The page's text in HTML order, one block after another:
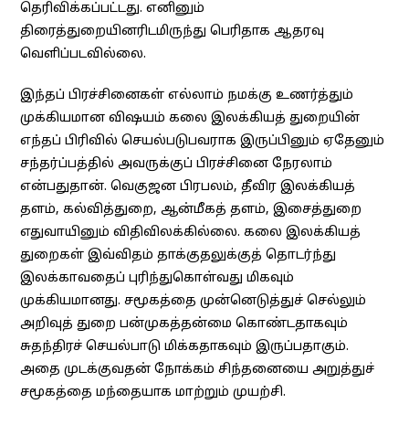
தெரிவிக்கப்பட்டது. எனினும்
திரைத்துறையினரிடமிருந்து பெரிதாக ஆதரவு
வெளிப்படவில்லை.
இந்தப் பிரச்சினைகள் எல்லாம் நமக்கு உணர்த்தும்
முக்கியமான விஷயம் கலை இலக்கியத் துறையின்
எந்தப் பிரிவில் செயல்படுபவராக இருப்பினும் ஏதேனும்
சந்தர்ப்பத்தில் அவருக்குப் பிரச்சினை நேரலாம்
என்பதுதான். வெகுஜன பிரபலம், தீவிர இலக்கியத்
தளம், கல்வித்துறை, ஆன்மீகத் தளம், இசைத்துறை
எதுவாயினும் விதிவிலக்கில்லை. கலை இலக்கியத்
துறைகள் இவ்விதம் தாக்குதலுக்குத் தொடர்ந்து
இலக்காவதைப் புரிந்துகொள்வது மிகவும்
முக்கியமானது. சமூகத்தை முன்னெடுத்துச் செல்லும்
அறிவுத் துறை பன்முகத்தன்மை கொண்டதாகவும்
சுதந்திரச் செயல்பாடு மிக்கதாகவும் இருப்பதாகும்.
அதை முடக்குவதன் நோக்கம் சிந்தனையை அறுத்துச்
சமூகத்தை மந்தையாக மாற்றும் முயற்சி.